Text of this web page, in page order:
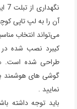
نگهداری از تبلت 7 اینچی خود هستید تا با اتصال به
آن را به لپ تاپی
می‌تواند انتخاب
کیبرد نصب شده در
طراحی شده است.
نمایید .
باید توجه داشته